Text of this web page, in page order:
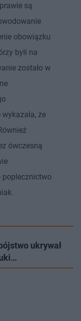
są
obowiązku
byli na
zostało w
że
ówczesną
poplecznictwo
ukrywał